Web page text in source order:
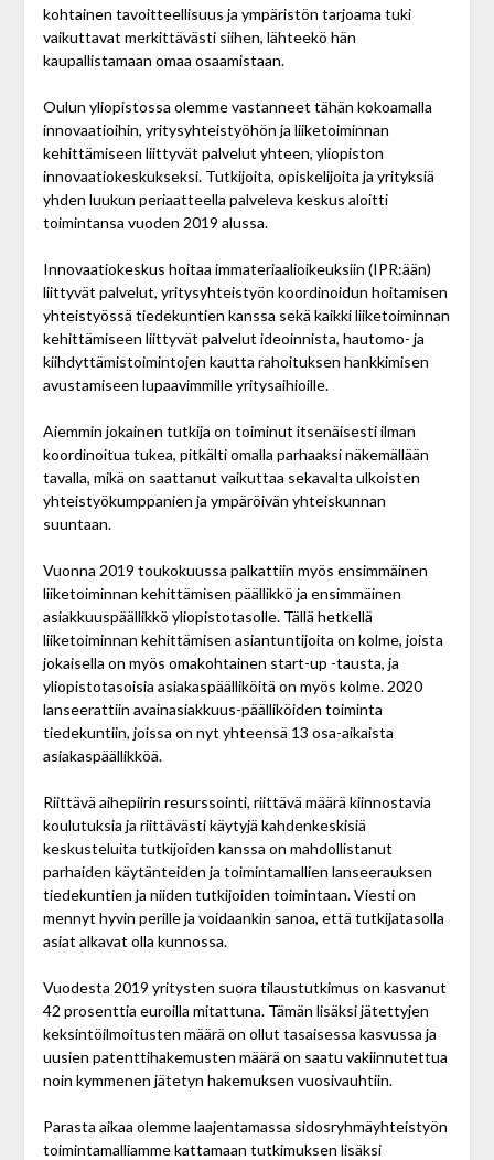
kohtainen tavoitteellisuus ja ympäristön ­tarjoama tuki
vaikuttavat merkittävästi siihen, lähteekö hän
kaupallistamaan omaa osaamistaan.
Oulun yliopistossa olemme vastanneet tähän kokoa­malla
innovaatioihin, yritysyhteistyöhön ja liike­toiminnan
kehittämiseen liittyvät palvelut yhteen, yliopiston
innovaatiokeskukseksi. Tutkijoita, opiskelijoita ja yrityksiä
yhden luukun periaatteella palveleva keskus aloitti
toimintansa vuoden 2019 alussa.
Innovaatiokeskus hoitaa immateriaalioikeuksiin (IPR:ään)
liittyvät palvelut, yritysyhteistyön koordinoidun hoitamisen
yhteistyössä tiedekuntien kanssa sekä kaikki liiketoiminnan
kehittämiseen liittyvät palvelut ideoinnista, hautomo- ja
kiihdyttämistoimintojen kautta rahoituksen hankkimisen
avustamiseen lupaavimmille yritysaihioille.
Aiemmin jokainen tutkija on toiminut itsenäisesti ilman
koordinoitua tukea, pitkälti omalla parhaaksi näkemällään
tavalla, mikä on saattanut vaikuttaa seka­valta ulkoisten
yhteistyökumppanien ja ympäröivän yhteiskunnan
suuntaan.
Vuonna 2019 toukokuussa palkattiin myös ensimmäinen
liiketoiminnan kehittämisen päällikkö ja ensimmäinen
asiakkuuspäällikkö yliopistotasolle. Tällä hetkellä
liiketoiminnan kehittämisen asiantuntijoita on kolme, joista
jokaisella on myös omakohtainen start-up -tausta, ja
yliopistotasoisia asiakaspäälliköitä on myös kolme. 2020
lanseerattiin avainasiakkuus-päälliköiden toiminta
tiedekuntiin, joissa on nyt yhteensä 13 osa-­aikaista
asiakaspäällikköä.
Riittävä aihepiirin resurssointi, riittävä määrä kiinnostavia
koulutuksia ja riittävästi käytyjä kahden­keskisiä
keskusteluita tutkijoiden kanssa on mahdollistanut
parhaiden käytänteiden ja toimintamallien lanseerauksen
tiedekuntien ja niiden tutkijoiden toimintaan. Viesti on
mennyt hyvin perille ja voidaankin sanoa, että tutkijatasolla
asiat alkavat olla kunnossa.
Vuodesta 2019 yritysten suora tilaustutkimus on kasvanut
42 prosenttia euroilla mitattuna. Tämän lisäksi jätettyjen
keksintöilmoitusten määrä on ollut tasaisessa kasvussa ja
uusien patenttihakemusten määrä on saatu vakiinnutettua
noin kymmenen jätetyn hakemuksen vuosivauhtiin.
Parasta aikaa olemme laajentamassa sidosryhmäyhteistyön
toimintamalliamme kattamaan tutkimuksen lisäksi